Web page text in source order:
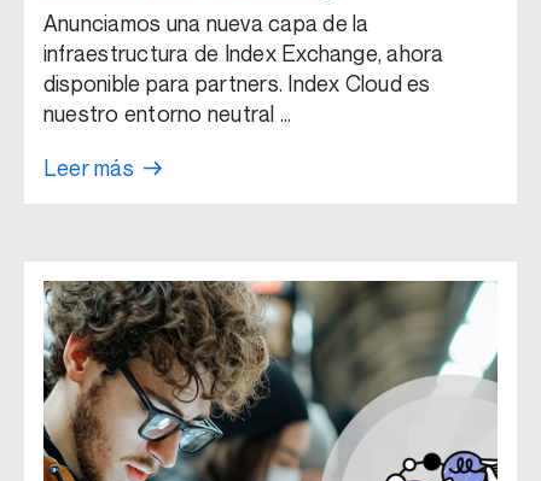
Anunciamos una nueva capa de la
infraestructura de Index Exchange, ahora
disponible para partners. Index Cloud es
nuestro entorno neutral …
Leer más